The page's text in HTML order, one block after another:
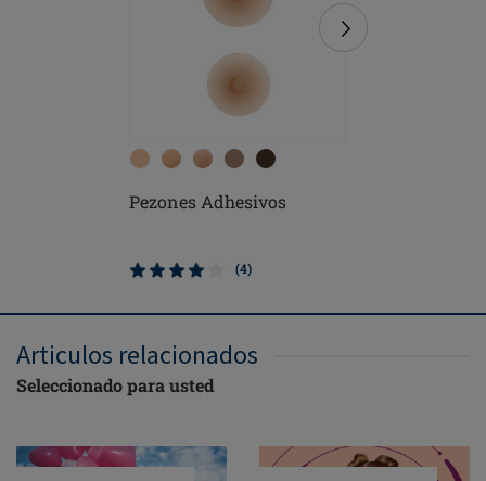
Pezones Adhesivos
(4)
Articulos relacionados
Seleccionado para usted